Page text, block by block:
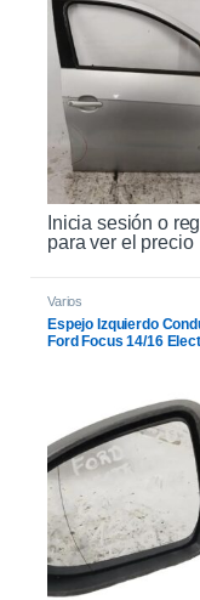
Inicia sesión o
para ver el precio
Varios
Espejo Izquierdo
Ford Focus 14/16